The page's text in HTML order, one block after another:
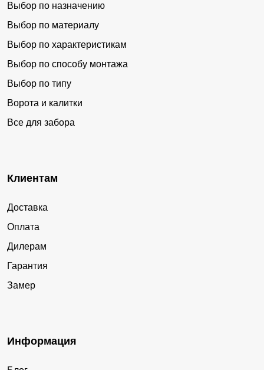
Выбор по назначению
Выбор по материалу
Выбор по характеристикам
Выбор по способу монтажа
Выбор по типу
Ворота и калитки
Все для забора
Клиентам
Доставка
Оплата
Дилерам
Гарантия
Замер
Информация